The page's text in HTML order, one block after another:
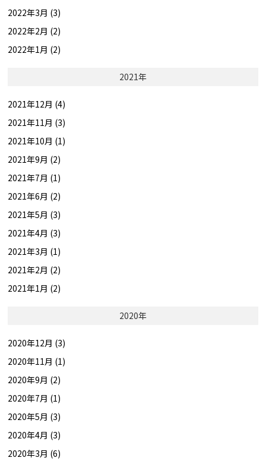
2022年3月 (3)
2022年2月 (2)
2022年1月 (2)
2021年
2021年12月 (4)
2021年11月 (3)
2021年10月 (1)
2021年9月 (2)
2021年7月 (1)
2021年6月 (2)
2021年5月 (3)
2021年4月 (3)
2021年3月 (1)
2021年2月 (2)
2021年1月 (2)
2020年
2020年12月 (3)
2020年11月 (1)
2020年9月 (2)
2020年7月 (1)
2020年5月 (3)
2020年4月 (3)
2020年3月 (6)